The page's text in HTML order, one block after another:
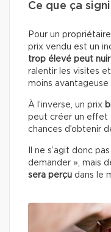
Ce que ça
Pour un
prix vendu est un
trop élevé peut
ralentir les visites
moins
À l’inverse, un prix
peut créer un effet
chances d’obtenir
Il ne s’agit donc
demander », mais
sera perçu dans le